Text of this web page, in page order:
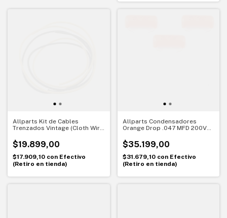
Allparts Kit de Cables
Trenzados Vintage (Cloth Wire
$19.899,00
$17.909,10 con Efectivo
(Retiro en tienda)
Allparts Condensadores
Orange Drop .047 MFD 200V
$35.199,00
$31.679,10 con Efectivo
(Retiro en tienda)